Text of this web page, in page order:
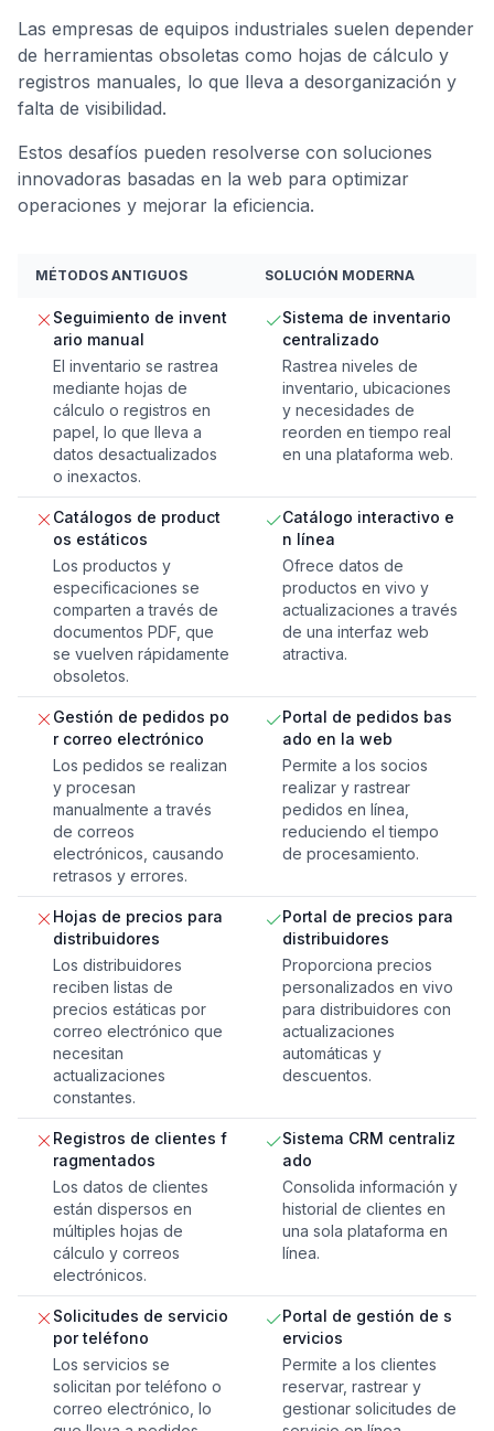
Las empresas de equipos industriales suelen depender
de herramientas obsoletas como hojas de cálculo y
registros manuales, lo que lleva a desorganización y
falta de visibilidad.
Estos desafíos pueden resolverse con soluciones
innovadoras basadas en la web para optimizar
operaciones y mejorar la eficiencia.
MÉTODOS ANTIGUOS SOLUCIÓN MODERNA
Seguimiento de invent
ario manual
El inventario se rastrea
mediante hojas de
cálculo o registros en
papel, lo que lleva a
datos desactualizados
o inexactos.
Sistema de inventario
centralizado
Rastrea niveles de
inventario, ubicaciones
y necesidades de
reorden en tiempo real
en una plataforma web.
Catálogos de product
os estáticos
Los productos y
especificaciones se
comparten a través de
documentos PDF, que
se vuelven rápidamente
obsoletos.
Catálogo interactivo e
n línea
Ofrece datos de
productos en vivo y
actualizaciones a través
de una interfaz web
atractiva.
Gestión de pedidos po
r correo electrónico
Los pedidos se realizan
y procesan
manualmente a través
de correos
electrónicos, causando
retrasos y errores.
Portal de pedidos bas
ado en la web
Permite a los socios
realizar y rastrear
pedidos en línea,
reduciendo el tiempo
de procesamiento.
Hojas de precios para
distribuidores
Los distribuidores
reciben listas de
precios estáticas por
correo electrónico que
necesitan
actualizaciones
constantes.
Portal de precios para
distribuidores
Proporciona precios
personalizados en vivo
para distribuidores con
actualizaciones
automáticas y
descuentos.
Registros de clientes f
ragmentados
Los datos de clientes
están dispersos en
múltiples hojas de
cálculo y correos
electrónicos.
Sistema CRM centraliz
ado
Consolida información y
historial de clientes en
una sola plataforma en
línea.
Solicitudes de servicio
por teléfono
Los servicios se
solicitan por teléfono o
correo electrónico, lo
Portal de gestión de s
ervicios
Permite a los clientes
reservar, rastrear y
gestionar solicitudes de